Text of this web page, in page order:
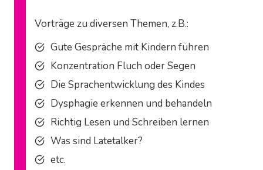
Vorträge zu diversen Themen, z.B.:
Gute Gespräche mit Kindern führen
Konzentration Fluch oder Segen
Die Sprachentwicklung des Kindes
Dysphagie erkennen und behandeln
Richtig Lesen und Schreiben lernen
Was sind Latetalker?
etc.